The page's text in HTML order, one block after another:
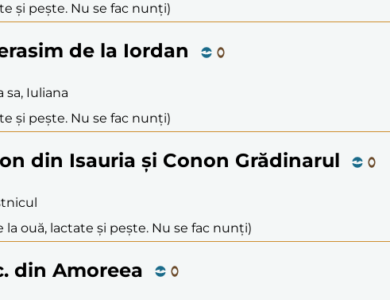
și pește. Nu se fac nunți)
de la Iordan
sa, Iuliana
și pește. Nu se fac nunți)
din Isauria și Conon Grădinarul
la ouă, lactate și pește. Nu se fac nunți)
din Amoreea